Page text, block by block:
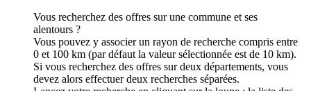
Vous recherchez des offres sur une commune et ses
alentours ?
Vous pouvez y associer un rayon de recherche compris entre
0 et 100 km (par défaut la valeur sélectionnée est de 10 km).
Si vous recherchez des offres sur deux départements, vous
devez alors effectuer deux recherches séparées.